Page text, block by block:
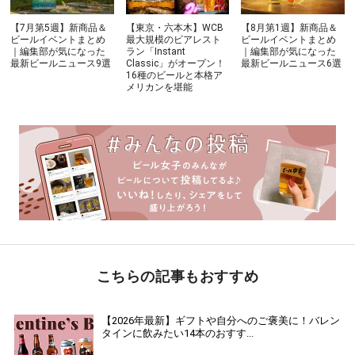
【7月第5週】新商品＆
ビールイベントまとめ
｜編集部が気になった
最新ビールニュース9選
【東京・六本木】WCB
最大規模のビアレスト
ラン「Instant
Classic」がオープン！
16種のビールと本格ア
メリカンを堪能
【8月第1週】新商品＆
ビールイベントまとめ
｜編集部が気になった
最新ビールニュース6選
こちらの記事もおすすめ
【2026年最新】ギフトや自分へのご褒美に！バレン
タインに飲みたい14本のおすす...